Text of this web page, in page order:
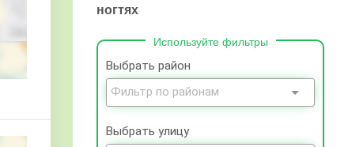
ногтях
Используйте фильтры
Выбрать район
Выбрать улицу